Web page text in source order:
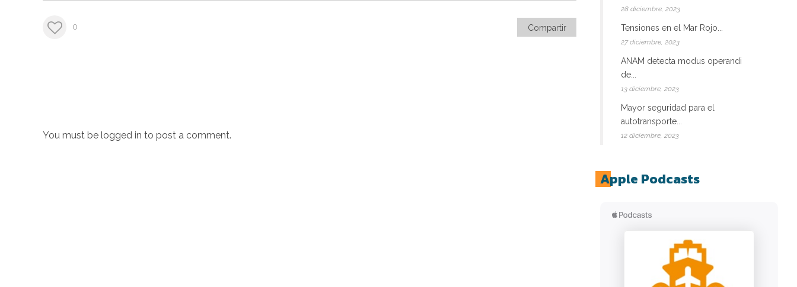
0 Compartir
You must be logged in to post a comment.
28 diciembre, 2023
Tensiones en el Mar Rojo...
27 diciembre, 2023
ANAM detecta modus operandi
de...
13 diciembre, 2023
Mayor seguridad para el
autotransporte...
12 diciembre, 2023
Apple Podcasts